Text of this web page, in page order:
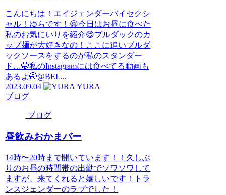
こんにちは！エイジェンダーバイセクシ
ャル！ゆらです！😆今日はお昼に食べた
私のお気にいりを紹介😋ブルダックのカ
ップ麺が大好きなの！ここに追いブルダ
ックソースをするのが私のスタンダー
ド…🤭私のInstagramには食べてる動画も
あるよ🤭@BEL...
2023.09.04
YURA
ブログ
ブログ
昼飲みおかまバー
14時〜20時まで開いています！！久しぶ
りのお昼の時間帯の出勤でソワソワして
ますが、来てくれると嬉しいです！トラ
ンスジェンダーのラブでした！